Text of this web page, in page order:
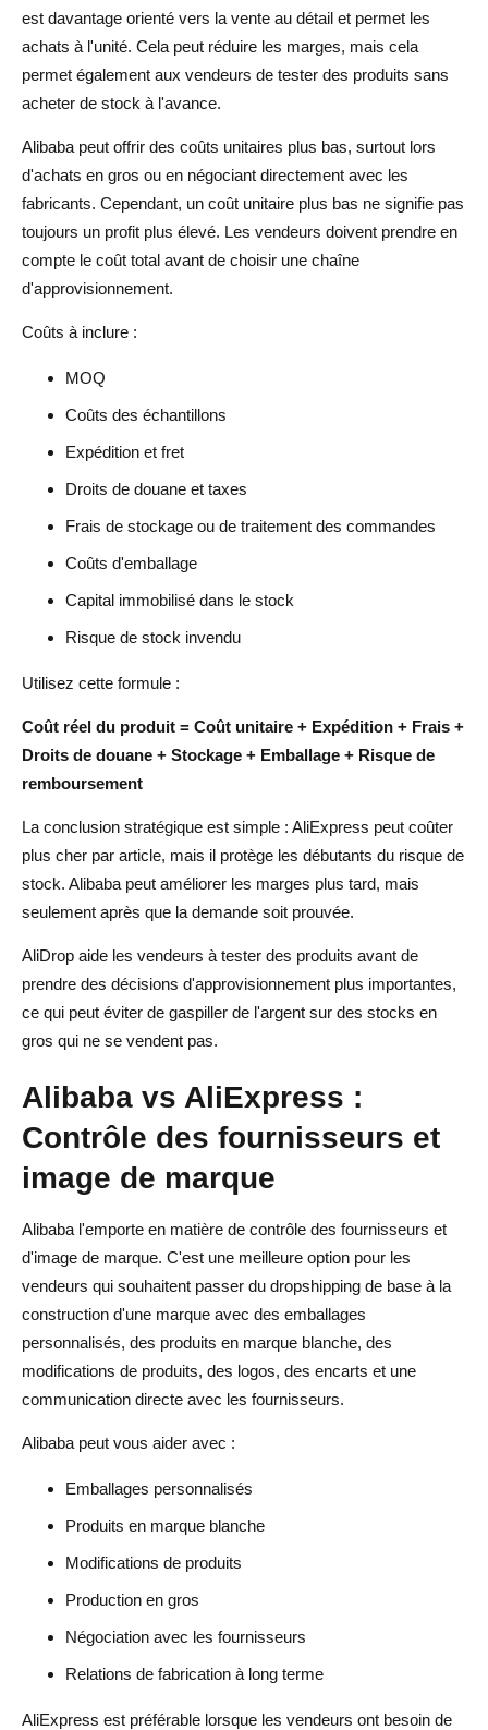
est davantage orienté vers la vente au détail et permet les
achats à l'unité. Cela peut réduire les marges, mais cela
permet également aux vendeurs de tester des produits sans
acheter de stock à l'avance.
Alibaba peut offrir des coûts unitaires plus bas, surtout lors
d'achats en gros ou en négociant directement avec les
fabricants. Cependant, un coût unitaire plus bas ne signifie pas
toujours un profit plus élevé. Les vendeurs doivent prendre en
compte le coût total avant de choisir une chaîne
d'approvisionnement.
Coûts à inclure :
MOQ
Coûts des échantillons
Expédition et fret
Droits de douane et taxes
Frais de stockage ou de traitement des commandes
Coûts d'emballage
Capital immobilisé dans le stock
Risque de stock invendu
Utilisez cette formule :
Coût réel du produit = Coût unitaire + Expédition + Frais +
Droits de douane + Stockage + Emballage + Risque de
remboursement
La conclusion stratégique est simple : AliExpress peut coûter
plus cher par article, mais il protège les débutants du risque de
stock. Alibaba peut améliorer les marges plus tard, mais
seulement après que la demande soit prouvée.
AliDrop aide les vendeurs à tester des produits avant de
prendre des décisions d'approvisionnement plus importantes,
ce qui peut éviter de gaspiller de l'argent sur des stocks en
gros qui ne se vendent pas.
Alibaba vs AliExpress :
Contrôle des fournisseurs et
image de marque
Alibaba l'emporte en matière de contrôle des fournisseurs et
d'image de marque. C'est une meilleure option pour les
vendeurs qui souhaitent passer du dropshipping de base à la
construction d'une marque avec des emballages
personnalisés, des produits en marque blanche, des
modifications de produits, des logos, des encarts et une
communication directe avec les fournisseurs.
Alibaba peut vous aider avec :
Emballages personnalisés
Produits en marque blanche
Modifications de produits
Production en gros
Négociation avec les fournisseurs
Relations de fabrication à long terme
AliExpress est préférable lorsque les vendeurs ont besoin de